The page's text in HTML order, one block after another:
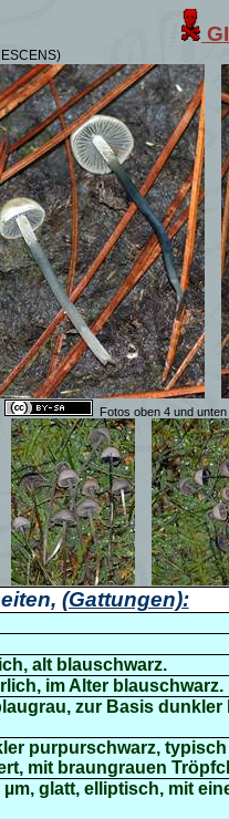
Fotos oben 4 und
(Gattungen):
alt blauschwarz.
im Alter blauschwarz.
zur Basis
purpurschwarz,
mit braungrauen
glatt, elliptisch, mit